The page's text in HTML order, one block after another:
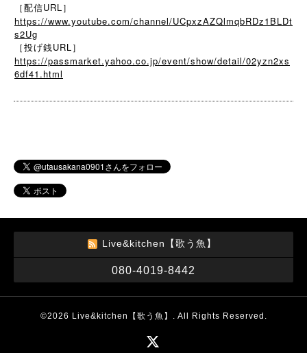
［配信URL］
https://www.youtube.com/channel/UCpxzAZQlmqbRDz1BLDt
s2Ug
［投げ銭URL］
https://passmarket.yahoo.co.jp/event/show/detail/02yzn2xs
6df41.html
Live&kitchen【歌う魚】
080-4019-8442
©2026 Live&kitchen【歌う魚】 . All Rights Reserved.